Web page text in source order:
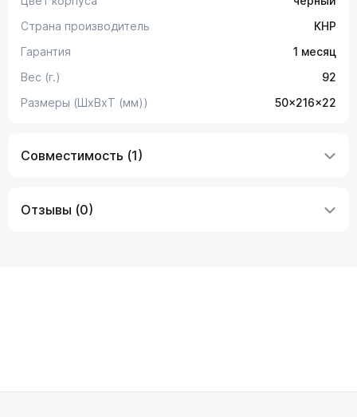
Страна производитель
КНР
Гарантия
1 месяц
Вес (г.)
92
Размеры (ШxВxТ (мм))
50x216x22
Совместимость (1)
Отзывы (0)